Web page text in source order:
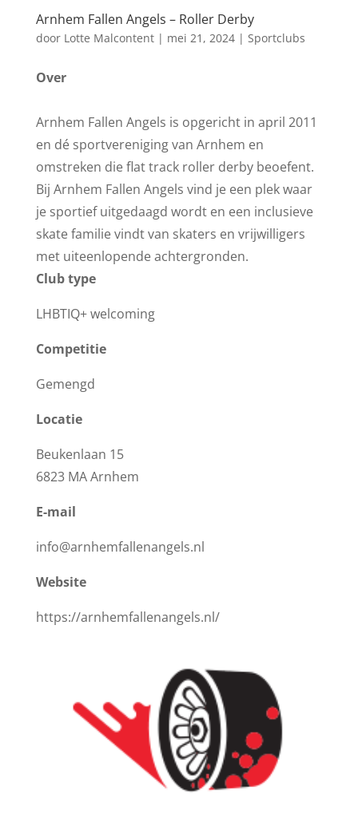
Arnhem Fallen Angels – Roller Derby
door Lotte Malcontent| mei 21, 2024| Sportclubs
Over
Arnhem Fallen Angels is opgericht in april 2011
en dé sportvereniging van Arnhem en
omstreken die flat track roller derby beoefent.
Bij Arnhem Fallen Angels vind je een plek waar
je sportief uitgedaagd wordt en een inclusieve
skate familie vindt van skaters en vrijwilligers
met uiteenlopende achtergronden.
Club type
LHBTIQ+ welcoming
Competitie
Gemengd
Locatie
Beukenlaan 15
6823 MA Arnhem
E-mail
info@arnhemfallenangels.nl
Website
https://arnhemfallenangels.nl/